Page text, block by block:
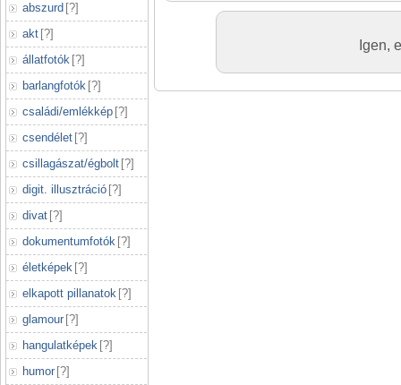
abszurd [?]
akt [?]
állatfotók [?]
barlangfotók [?]
családi/emlékkép [?]
csendélet [?]
csillagászat/égbolt [?]
digit. illusztráció [?]
divat [?]
dokumentumfotók [?]
életképek [?]
elkapott pillanatok [?]
glamour [?]
hangulatképek [?]
humor [?]
Igen,